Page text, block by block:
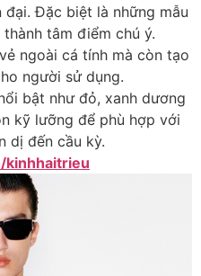
Đặc biệt là những mẫu
tâm điểm chú ý.
ngoài cá tính mà còn tạo
người sử dụng.
bật như đỏ, xanh dương
kỹ lưỡng để phù hợp với
dị đến cầu kỳ.